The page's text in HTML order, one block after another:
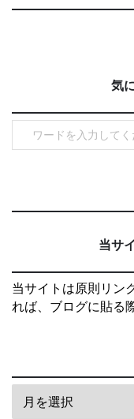
気
当サ
当サイトは原則リン
れば、ブログに貼る